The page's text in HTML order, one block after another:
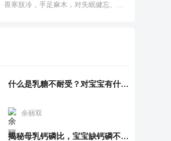
畏寒肢冷，手足麻木，对失眠健忘、神
什么是乳糖不耐受？对宝宝有什么影响？
余丽双
揭秘母乳钙磷比，宝宝缺钙磷不再愁